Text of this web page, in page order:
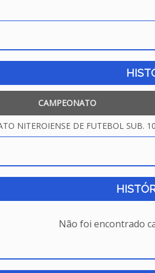
CAMPEONATO
NITEROIENSE DE FUTEBOL SUB.
Não foi encontrado